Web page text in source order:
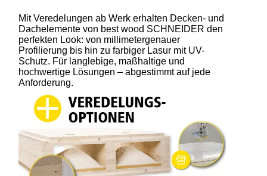
Mit Veredelungen ab Werk erhalten Decken- und
Dachelemente von best wood SCHNEIDER den
perfekten Look: von millimetergenauer
Profilierung bis hin zu farbiger Lasur mit UV-
Schutz. Für langlebige, maßhaltige und
hochwertige Lösungen – abgestimmt auf jede
Anforderung.